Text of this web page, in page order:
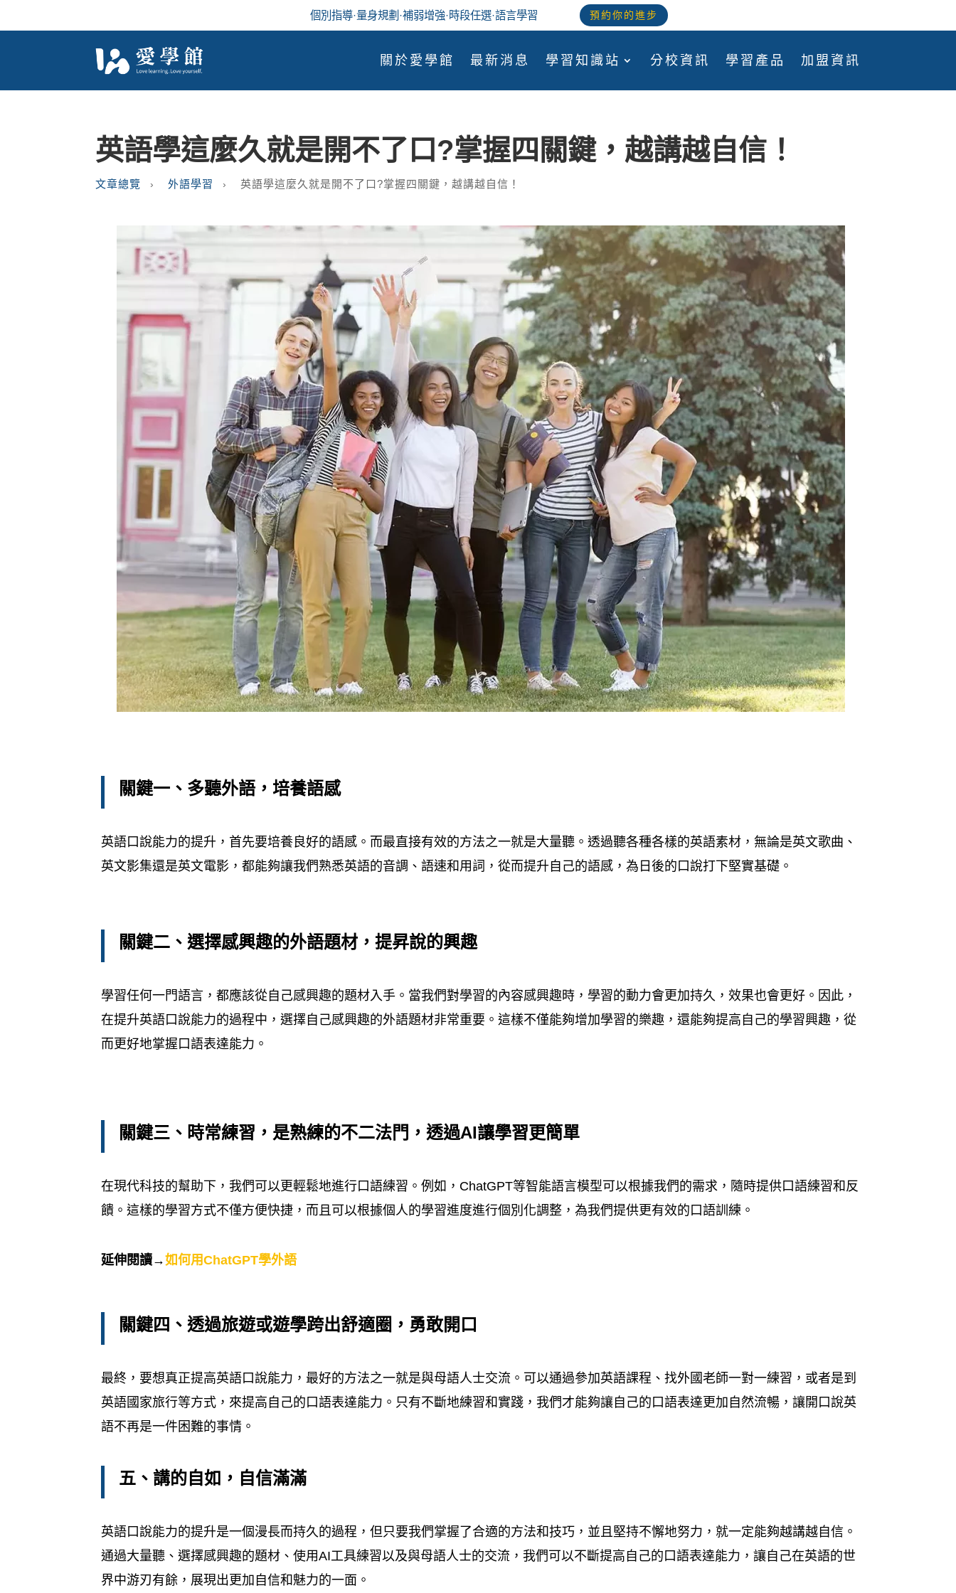
個別指導·量身規劃 ·補弱增強·時段任選·語言學習 預約你的進步
關於愛學館 最新消息 學習知識站 分校資訊 學習產品 加盟資訊
英語學這麼久就是開不了口?掌握四關鍵，越講越自信！
文章總覽 外語學習 英語學這麼久就是開不了口?掌握四關鍵，越講越自信！
關鍵一、多聽外語，培養語感
英語口說能力的提升，首先要培養良好的語感。而最直接有效的方法之一就是大量聽。透過聽各種各樣的英語素材，無論是英文歌曲、
英文影集還是英文電影，都能夠讓我們熟悉英語的音調、語速和用詞，從而提升自己的語感，為日後的口說打下堅實基礎。
關鍵二、選擇感興趣的外語題材，提昇說的興趣
學習任何一門語言，都應該從自己感興趣的題材入手。當我們對學習的內容感興趣時，學習的動力會更加持久，效果也會更好。因此，
在提升英語口說能力的過程中，選擇自己感興趣的外語題材非常重要。這樣不僅能夠增加學習的樂趣，還能夠提高自己的學習興趣，從
而更好地掌握口語表達能力。
關鍵三、時常練習，是熟練的不二法門，透過AI讓學習更簡單
在現代科技的幫助下，我們可以更輕鬆地進行口語練習。例如，ChatGPT等智能語言模型可以根據我們的需求，隨時提供口語練習和反
饋。這樣的學習方式不僅方便快捷，而且可以根據個人的學習進度進行個別化調整，為我們提供更有效的口語訓練。
延伸閱讀→如何用ChatGPT學外語
關鍵四、透過旅遊或遊學跨出舒適圈，勇敢開口
最終，要想真正提高英語口說能力，最好的方法之一就是與母語人士交流。可以通過參加英語課程、找外國老師一對一練習，或者是到
英語國家旅行等方式，來提高自己的口語表達能力。只有不斷地練習和實踐，我們才能夠讓自己的口語表達更加自然流暢，讓開口說英
語不再是一件困難的事情。
五、講的自如，自信滿滿
英語口說能力的提升是一個漫長而持久的過程，但只要我們掌握了合適的方法和技巧，並且堅持不懈地努力，就一定能夠越講越自信。
通過大量聽、選擇感興趣的題材、使用AI工具練習以及與母語人士的交流，我們可以不斷提高自己的口語表達能力，讓自己在英語的世
界中游刃有餘，展現出更加自信和魅力的一面。